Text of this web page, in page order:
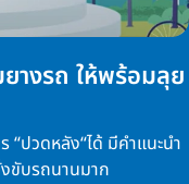
างรถ ให้พร้อมลุย
“ปวดหลัง“ได้ มีคำแนะนำ
ขับรถนานมาก